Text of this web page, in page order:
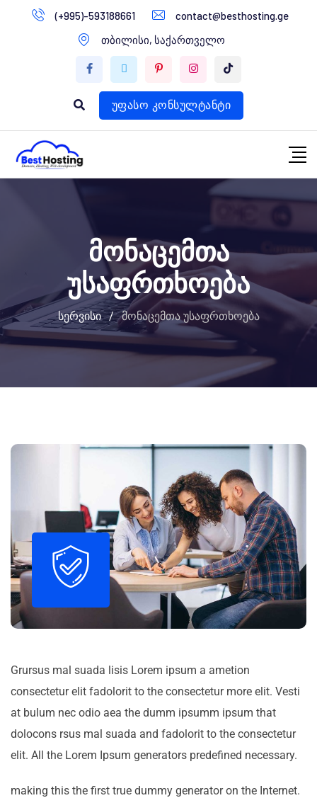
(+995)-593188661
contact@besthosting.ge
თბილისი, საქართველო
უფასო კონსულტანტი
დომენები
მონაცემთა
უსაფრთხოება
სერვისი / მონაცემთა უსაფრთხოება
Grursus mal suada lisis Lorem ipsum a ametion
consectetur elit fadolorit to the consectetur more elit. Vesti
at bulum nec odio aea the dumm ipsumm ipsum that
dolocons rsus mal suada and fadolorit to the consectetur
elit. All the Lorem Ipsum generators predefined necessary.
making this the first true dummy generator on the Internet.